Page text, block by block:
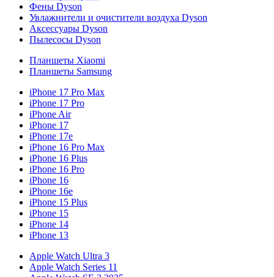
Фены Dyson
Увлажнители и очистители воздуха Dyson
Аксессуары Dyson
Пылесосы Dyson
Планшеты Xiaomi
Планшеты Samsung
iPhone 17 Pro Max
iPhone 17 Pro
iPhone Air
iPhone 17
iPhone 17e
iPhone 16 Pro Max
iPhone 16 Plus
iPhone 16 Pro
iPhone 16
iPhone 16e
iPhone 15 Plus
iPhone 15
iPhone 14
iPhone 13
Apple Watch Ultra 3
Apple Watch Series 11